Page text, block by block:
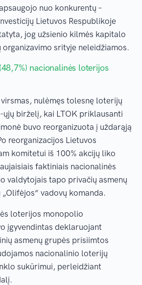
nuo konkurentų –
Lietuvos Respublikoje
jog užsienio kilmės kapitalo
srityje neleidžiamos.
nacionalinės loterijos
nulėmęs tolesnę loterijų
birželį, kai LTOK priklausanti
buvo reorganizuota į uždarąją
reorganizacijos Lietuvos
komitetui iš 100% akcijų liko
faktiniais nacionalinės
valdytojais tapo privačių asmenų
vadovų komanda.
loterijos monopolio
įgyvendintas deklaruojant
asmenų grupės prisiimtos
nacionalinio loterijų
sukūrimui, perleidžiant